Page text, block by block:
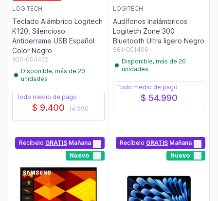
LOGITECH
Teclado Alámbrico Logitech
K120, Silencioso
Antiderrame USB Español
Color Negro
920-004422
Disponible, más de 20
unidades
Todo medio de pago
$ 9.400 14.990
LOGITECH
Audífonos Inalámbricos
Logitech Zone 300
Bluetooth Ultra ligero Negro
981-001406
Disponible, más de 20
unidades
Todo medio de pago
$ 54.990
Recíbelo GRATIS Mañana
Nuevo
Recíbelo GRATIS Mañana
Nuevo